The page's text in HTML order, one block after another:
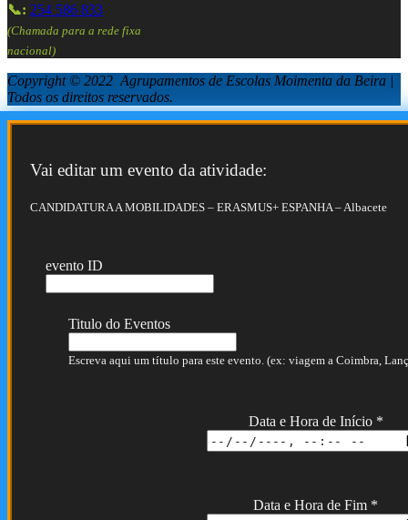
📞: 254 586 833
(Chamada para a rede fixa
nacional)
Copyright © 2022 Agrupamentos de Escolas Moimenta da Beira |
Todos os direitos reservados.
Vai editar um evento da atividade:
CANDIDATURA A MOBILIDADES – ERASMUS+ ESPANHA – Albacete
evento ID
Titulo do Eventos
Escreva aqui um título para este evento. (ex: viagem a Coimbra,
Data e Hora de Início *
Data e Hora de Fim *